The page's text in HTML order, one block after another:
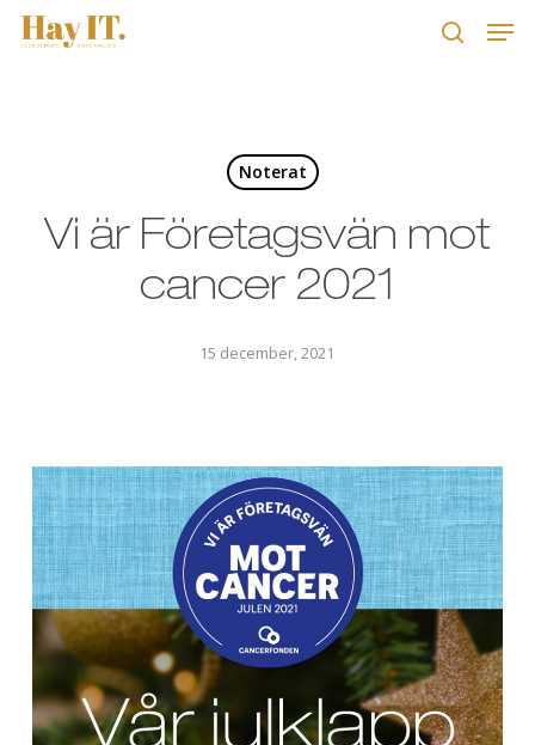
Skip
Noterat
Vi är Företagsvän mot
cancer 2021
15 december, 2021